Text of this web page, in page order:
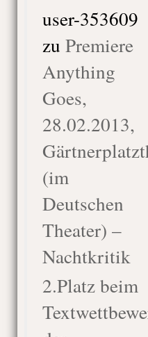
user-353609
zu Premiere
Anything
Goes,
28.02.2013,
(im
Deutschen
Theater) –
Nachtkritik
2.Platz beim